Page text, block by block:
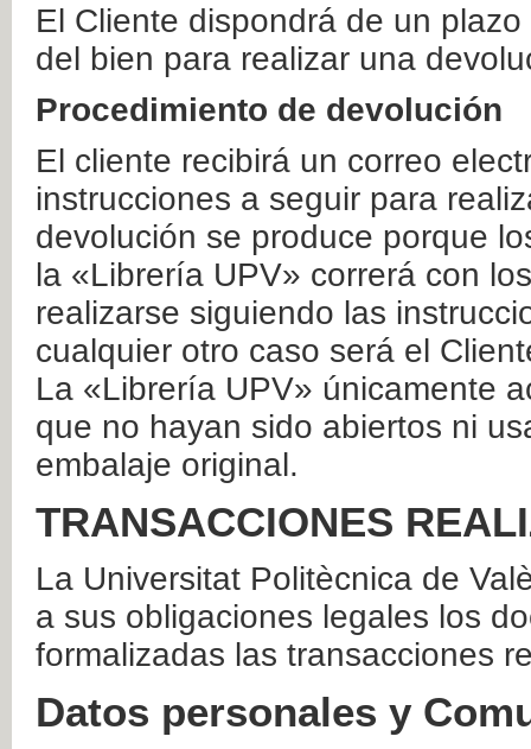
El Cliente dispondrá de un
del bien para realizar una
Procedimiento de devolución
El cliente recibirá un correo
instrucciones a seguir para
devolución se produce porque
la «Librería UPV» correrá con
realizarse siguiendo las
cualquier otro caso será el
La «Librería UPV» únicamente
que no hayan sido abiertos ni
embalaje original.
TRANSACCIONES
La Universitat Politècnica de
a sus obligaciones legales los
formalizadas las transacciones
Datos personales y